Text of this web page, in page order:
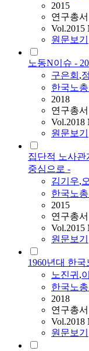
2015
연구총서
Vol.2015
원문보기
노동N이슈 -
구은회 ,
한국노
2018
연구총서
Vol.2018
원문보기
집단적 노사관
중심으로 -
김기우,
한국노
2015
연구총서
Vol.2015
원문보기
1960년대 한
노진귀 ,
한국노
2018
연구총서
Vol.2018
원문보기